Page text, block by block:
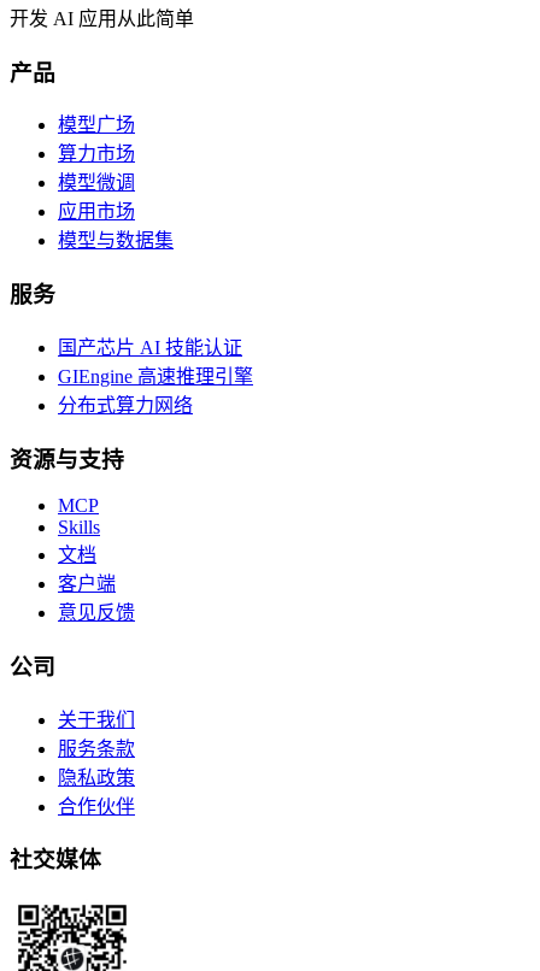
开发 AI 应用从此简单
产品
模型广场
算力市场
模型微调
应用市场
模型与数据集
服务
国产芯片 AI 技能认证
GIEngine 高速推理引擎
分布式算力网络
资源与支持
MCP
Skills
文档
客户端
意见反馈
公司
关于我们
服务条款
隐私政策
合作伙伴
社交媒体